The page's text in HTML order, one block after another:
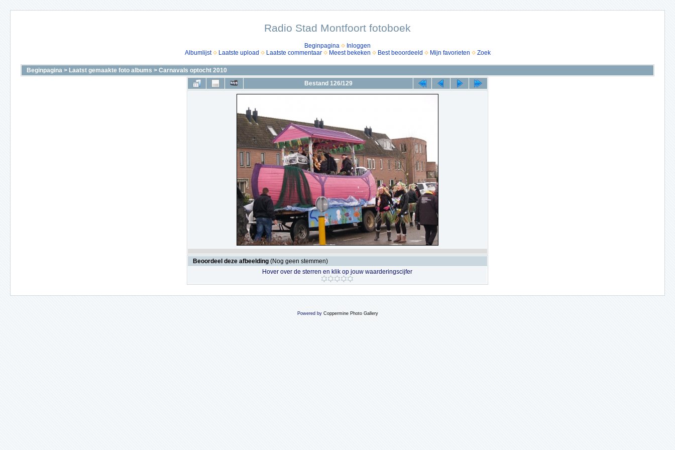
Radio Stad Montfoort fotoboek
Beginpagina
Inloggen
Albumlijst
Laatste upload Laatste commentaar Meest bekeken Best beoordeeld Mijn favorieten Zoek
Beginpagina > Laatst gemaakte foto albums > Carnavals optocht 2010
Bestand 126/129
Beoordeel deze afbeelding (Nog geen stemmen)
Hover over de sterren en klik op jouw waarderingscijfer
Powered by Coppermine Photo Gallery